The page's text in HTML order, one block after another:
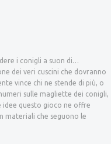
i conigli a suon di…
dei veri cuscini che dovranno
vince chi ne stende di più, o
sulle magliette dei conigli,
questo gioco ne offre
materiali che seguono le